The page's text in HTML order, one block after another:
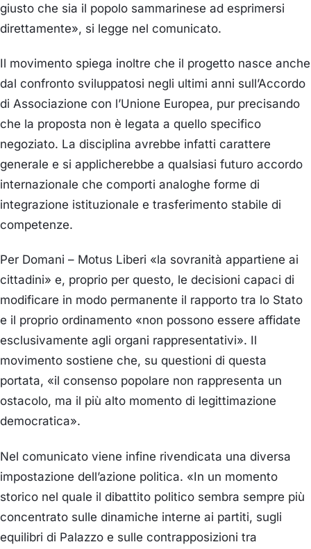
giusto che sia il popolo sammarinese ad esprimersi
direttamente», si legge nel comunicato.
Il movimento spiega inoltre che il progetto nasce anche
dal confronto sviluppatosi negli ultimi anni sull’Accordo
di Associazione con l’Unione Europea, pur precisando
che la proposta non è legata a quello specifico
negoziato. La disciplina avrebbe infatti carattere
generale e si applicherebbe a qualsiasi futuro accordo
internazionale che comporti analoghe forme di
integrazione istituzionale e trasferimento stabile di
competenze.
Per Domani – Motus Liberi «la sovranità appartiene ai
cittadini» e, proprio per questo, le decisioni capaci di
modificare in modo permanente il rapporto tra lo Stato
e il proprio ordinamento «non possono essere affidate
esclusivamente agli organi rappresentativi». Il
movimento sostiene che, su questioni di questa
portata, «il consenso popolare non rappresenta un
ostacolo, ma il più alto momento di legittimazione
democratica».
Nel comunicato viene infine rivendicata una diversa
impostazione dell’azione politica. «In un momento
storico nel quale il dibattito politico sembra sempre più
concentrato sulle dinamiche interne ai partiti, sugli
equilibri di Palazzo e sulle contrapposizioni tra